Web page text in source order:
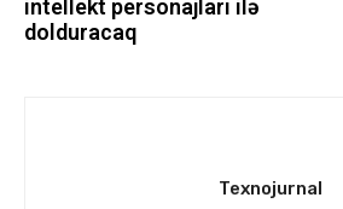
intellekt personajları ilə
dolduracaq
Texnojurnal